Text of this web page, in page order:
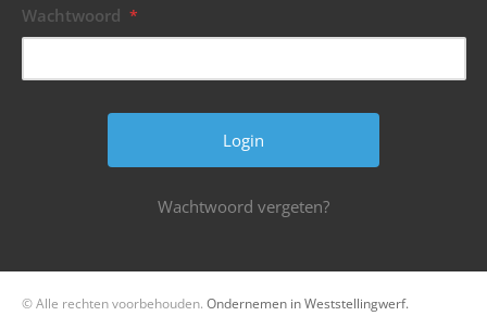
Wachtwoord *
Wachtwoord vergeten?
© Alle rechten voorbehouden. Ondernemen in Weststellingwerf.